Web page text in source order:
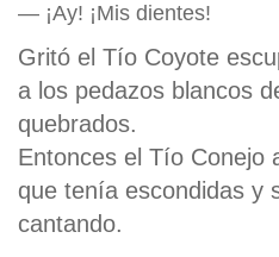
— ¡Ay! ¡Mis dientes!
Gritó el Tío Coyote
a los pedazos blancos
quebrados.
Entonces el Tío Conejo
que tenía escondidas y
cantando.